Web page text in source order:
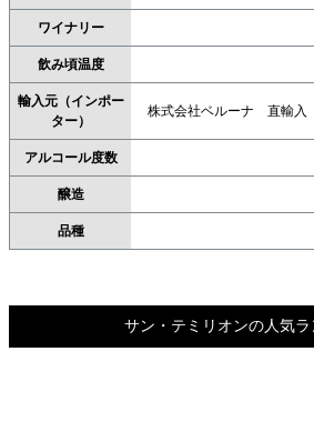
ワイナリー
飲み頃温度
輸入元（インポー
ター）
株式会社ベルーナ 直輸入
アルコール度数
醸造
品種
サン・テミリオンの人気